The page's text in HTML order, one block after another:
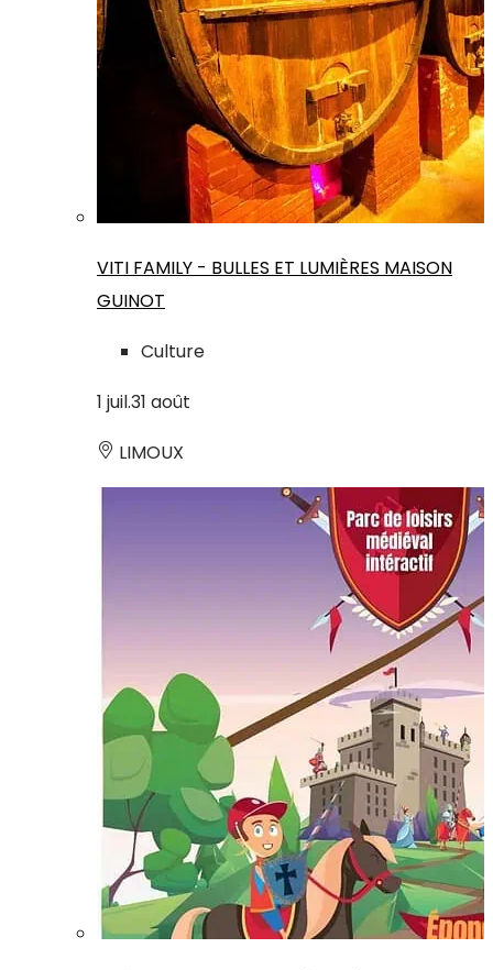
VITI FAMILY - BULLES ET LUMIÈRES MAISON
GUINOT
Culture
1 juil.31 août
LIMOUX